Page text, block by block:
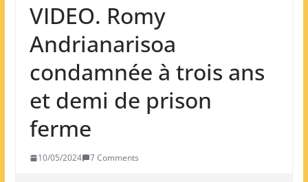
VIDEO. Romy
Andrianarisoa
condamnée à trois ans
et demi de prison
ferme
10/05/2024 7 Comments